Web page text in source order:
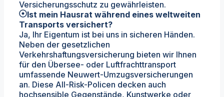
Versicherungsschutz zu gewährleisten.
Ist mein Hausrat während eines weltweiten
Transports versichert?
Ja, Ihr Eigentum ist bei uns in sicheren Händen.
Neben der gesetzlichen
Verkehrshaftungsversicherung bieten wir Ihnen
für den Übersee- oder Luftfrachttransport
umfassende Neuwert-Umzugsversicherungen
an. Diese All-Risk-Policen decken auch
hochsensible Gegenstände, Kunstwerke oder